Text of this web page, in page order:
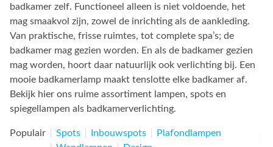
badkamer zelf. Functioneel alleen is niet voldoende, het
mag smaakvol zijn, zowel de inrichting als de aankleding.
Van praktische, frisse ruimtes, tot complete spa’s; de
badkamer mag gezien worden. En als de badkamer gezien
mag worden, hoort daar natuurlijk ook verlichting bij. Een
mooie badkamerlamp maakt tenslotte elke badkamer af.
Bekijk hier ons ruime assortiment lampen, spots en
spiegellampen als badkamerverlichting.
Populair Spots Inbouwspots
Plafondlampen